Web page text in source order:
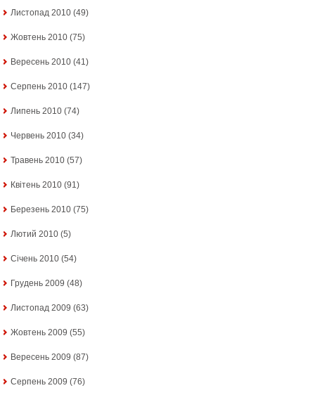
Листопад 2010 (49)
Жовтень 2010 (75)
Вересень 2010 (41)
Серпень 2010 (147)
Липень 2010 (74)
Червень 2010 (34)
Травень 2010 (57)
Квітень 2010 (91)
Березень 2010 (75)
Лютий 2010 (5)
Січень 2010 (54)
Грудень 2009 (48)
Листопад 2009 (63)
Жовтень 2009 (55)
Вересень 2009 (87)
Серпень 2009 (76)